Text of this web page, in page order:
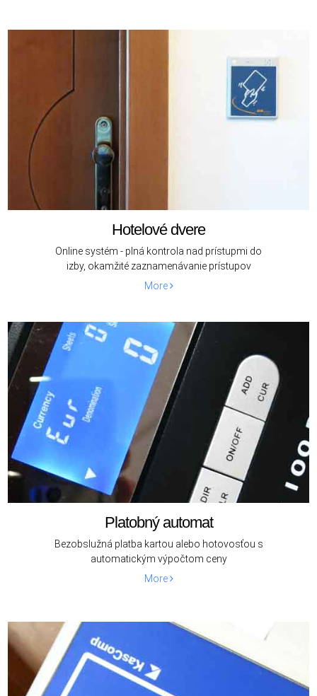
Hotelové dvere
Online systém - plná kontrola nad prístupmi do
izby, okamžité zaznamenávanie prístupov
More
Platobný automat
Bezobslužná platba kartou alebo hotovosťou s
automatickým výpočtom ceny
More